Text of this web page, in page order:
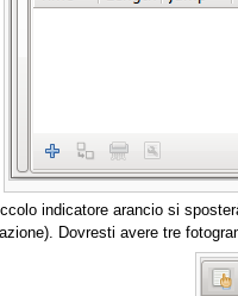
indicatore arancio si
Dovresti avere tre